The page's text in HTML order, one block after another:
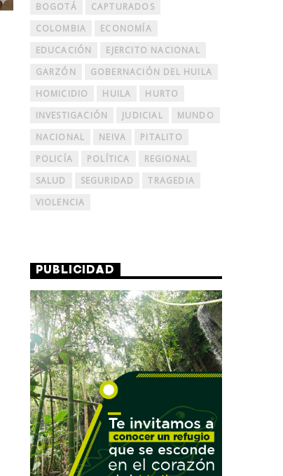
BOGOTÁ
CAPTURADOS
COLOMBIA
ECONOMÍA
EDUCACIÓN
EJERCITO NACIONAL
GARZÓN
GOBERNACIÓN DEL HUILA
HOMICIDIO
HUILA
HURTO
INVESTIGACIÓN
JUDICIAL
MUNDO
NACIONAL
NEIVA
PITALITO
POLICÍA
POLÍTICA
REGIONAL
SALUD
SEGURIDAD
TRAGEDIA
VIOLENCIA
PUBLICIDAD